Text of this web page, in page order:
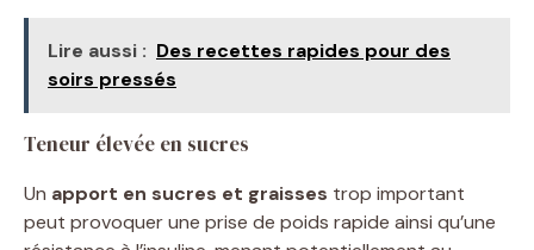
Lire aussi : Des recettes rapides pour des
soirs pressés
Teneur élevée en sucres
Un apport en sucres et graisses trop important
peut provoquer une prise de poids rapide ainsi qu’une